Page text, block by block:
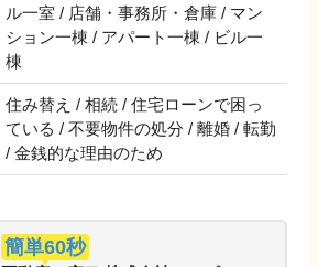
ル一室 / 店舗・事務所・倉庫 / マン
ション一棟 / アパート一棟 / ビル一
棟
住み替え / 相続 / 住宅ローンで困っ
ている / 不要物件の処分 / 離婚 / 転勤
/ 金銭的な理由のため
簡単60秒